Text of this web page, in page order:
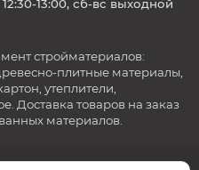
13:00, сб-вс выходной
стройматериалов:
плитные материалы,
утеплители,
Доставка товаров на заказ
материалов.